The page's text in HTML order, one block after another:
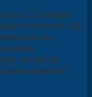
25 января
наступит год
это
которые
окажется